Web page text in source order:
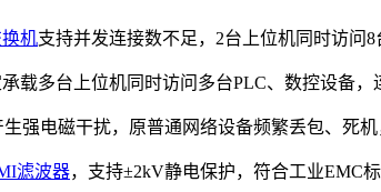
机支持并发连接数不足，2台上位机同时访问
载多台上位机同时访问多台PLC、数控设备
强电磁干扰，原普通网络设备频繁丢包、死
滤波器，支持±2kV静电保护，符合工业EMC